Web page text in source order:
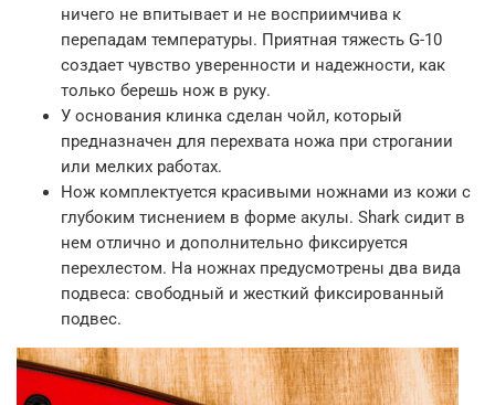
ничего не впитывает и не восприимчива к
перепадам температуры. Приятная тяжесть G-10
создает чувство уверенности и надежности, как
только берешь нож в руку.
У основания клинка сделан чойл, который
предназначен для перехвата ножа при строгании
или мелких работах.
Нож комплектуется красивыми ножнами из кожи с
глубоким тиснением в форме акулы. Shark сидит в
нем отлично и дополнительно фиксируется
перехлестом. На ножнах предусмотрены два вида
подвеса: свободный и жесткий фиксированный
подвес.